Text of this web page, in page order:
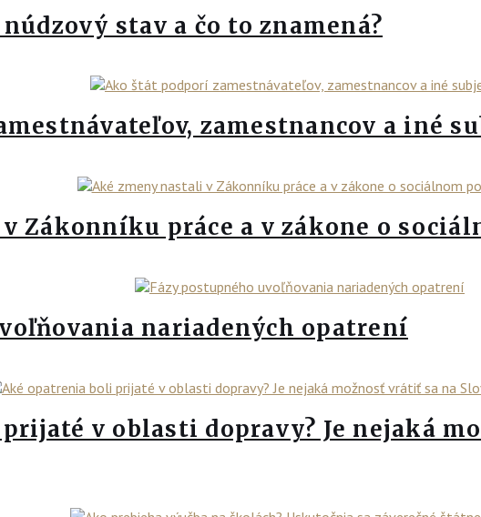
stav a čo to znamená?
zamestnancov a iné
Zákonníku práce a v zákone o
nariadených opatrení
v oblasti dopravy? Je nejaká